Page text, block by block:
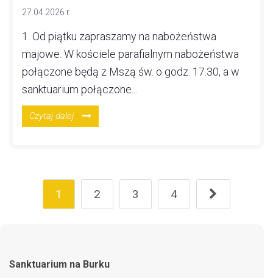
27.04.2026 r.
1. Od piątku zapraszamy na nabożeństwa
majowe. W kościele parafialnym nabożeństwa
połączone będą z Mszą św. o godz. 17.30, a w
sanktuarium połączone...
Czytaj dalej
1 2 3 4
Sanktuarium na Burku